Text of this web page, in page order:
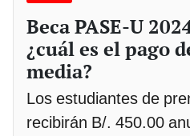
Beca PASE-U
¿cuál es el pago
media?
Los estudiantes de
recibirán B/. 450.00